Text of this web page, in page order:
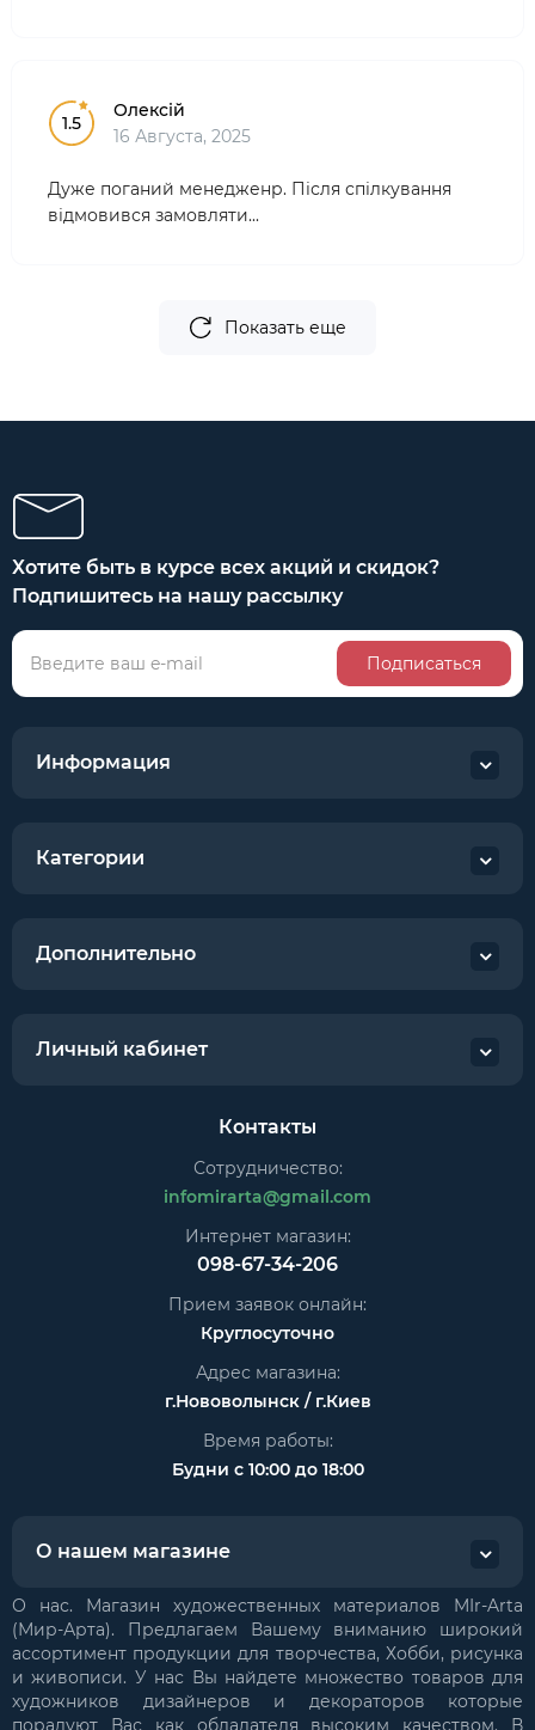
1.5
Олексій
16 Августа, 2025
Дуже поганий менедженр. Після спілкування
відмовився замовляти...
Показать еще
Хотите быть в курсе всех акций и скидок?
Подпишитесь на нашу рассылку
Подписаться
Информация
Категории
Дополнительно
Личный кабинет
Контакты
Сотрудничество:
infomirarta@gmail.com
Интернет магазин:
098-67-34-206
Прием заявок онлайн:
Круглосуточно
Адрес магазина:
г.Нововолынск / г.Киев
Время работы:
Будни с 10:00 до 18:00
О нашем магазине
О нас. Магазин художественных материалов MIr-Arta
(Мир-Арта). Предлагаем Вашему вниманию широкий
ассортимент продукции для творчества, Хобби, рисунка
и живописи. У нас Вы найдете множество товаров для
художников дизайнеров и декораторов которые
порадуют Вас как обладателя высоким качеством. В